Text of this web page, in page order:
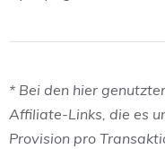
* Bei den hier
Affiliate-Links, die es
Provision pro